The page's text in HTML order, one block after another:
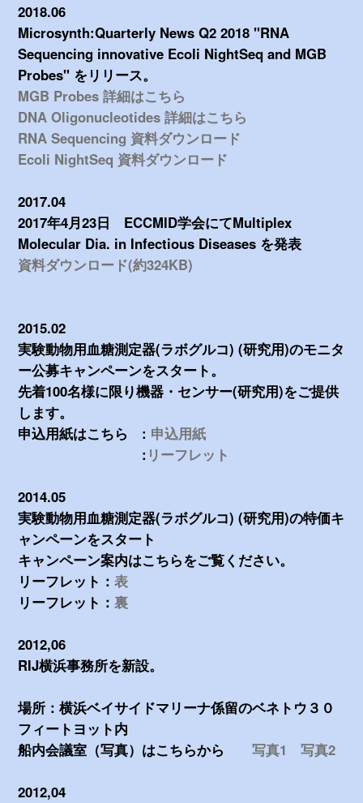
2018.06
Microsynth:Quarterly News Q2 2018 "RNA
Sequencing innovative Ecoli NightSeq and MGB
Probes" をリリース。
MGB Probes 詳細はこちら
DNA Oligonucleotides 詳細はこちら
RNA Sequencing 資料ダウンロード
Ecoli NightSeq 資料ダウンロード
2017.04
2017年4月23日 ECCMID学会にてMultiplex
Molecular Dia. in Infectious Diseases を発表
資料ダウンロード(約324KB)
2015.02
実験動物用血糖測定器(ラボグルコ) (研究用)のモニタ
ー公募キャンペーンをスタート。
先着100名様に限り機器・センサー(研究用)をご提供
します。
申込用紙はこちら : 申込用紙
: リーフレット
2014.05
実験動物用血糖測定器(ラボグルコ) (研究用)の特価キ
ャンペーンをスタート
キャンペーン案内はこちらをご覧ください。
リーフレット：表
リーフレット：裏
2012,06
RIJ横浜事務所を新設。
場所：横浜ベイサイドマリーナ係留のベネトウ３０
フィートヨット内
船内会議室（写真）はこちらから写真1 写真2
2012,04